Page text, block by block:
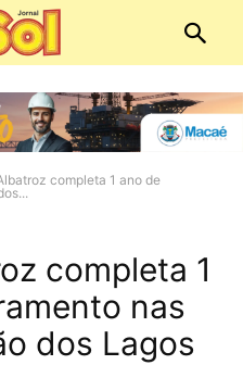
completa 1 ano de
completa 1
nas
dos Lagos